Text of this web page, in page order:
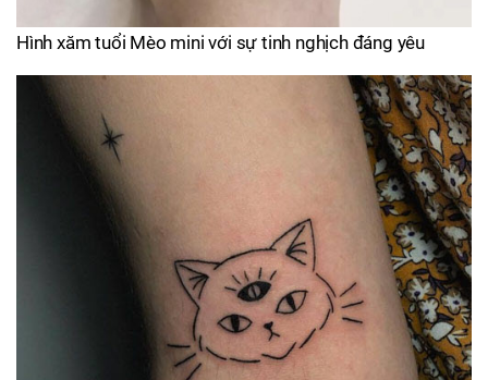
Hình xăm tuổi Mèo mini với sự tinh nghịch đáng yêu